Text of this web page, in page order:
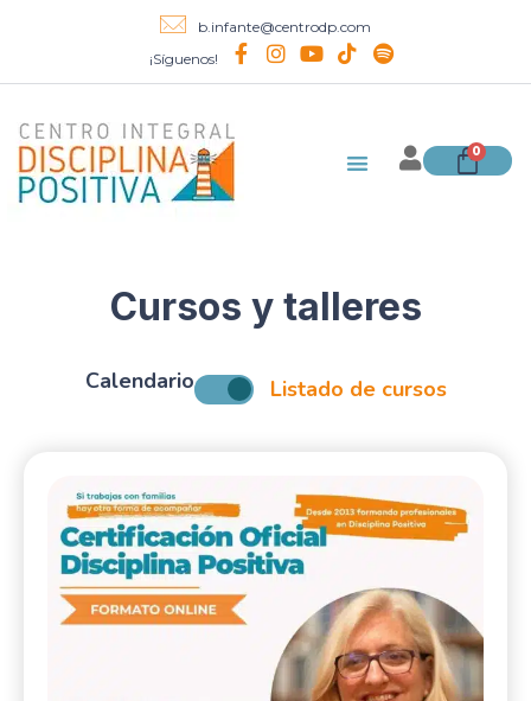
b.infante@centrodp.com
¡Síguenos!
0
Cursos y talleres
Calendario Listado de cursos